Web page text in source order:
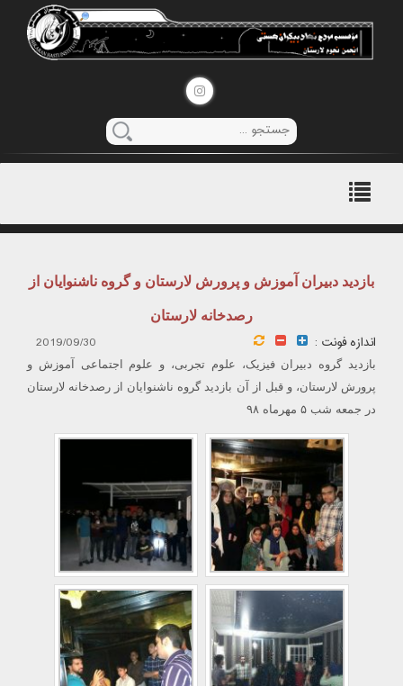
منوی
اصلی
بازدید دبیران آموزش و پرورش لارستان و گروه ناشنوایان از
رصدخانه لارستان
اندازه فونت : 2019/09/30
بازدید گروه دبیران فیزیک، علوم تجربی، و علوم اجتماعی آموزش و
پرورش لارستان، و قبل از آن بازدید گروه ناشنوایان از رصدخانه لارستان
در جمعه شب ۵ مهرماه ۹۸